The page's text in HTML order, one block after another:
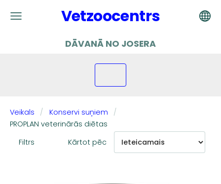
Vetzoocentrs
DĀVANĀ NO JOSERA
Veikals
Konservi suņiem
PROPLAN veterinārās diētas
Filtrs
Kārtot pēc